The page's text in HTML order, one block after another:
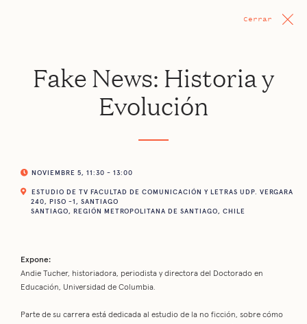
Cerrar
Fake News: Historia y
Evolución
NOVIEMBRE 5, 11:30 - 13:00
ESTUDIO DE TV FACULTAD DE COMUNICACIÓN Y LETRAS UDP. VERGARA
240, PISO -1, SANTIAGO
SANTIAGO, REGIÓN METROPOLITANA DE SANTIAGO, CHILE
Expone:
Andie Tucher, historiadora, periodista y directora del Doctorado en
Educación, Universidad de Columbia.
Parte de su carrera está dedicada al estudio de la no ficción, sobre cómo